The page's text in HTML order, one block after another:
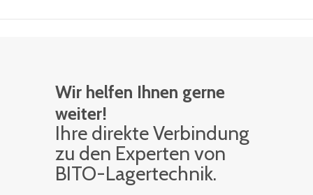
Wir helfen Ihnen gerne
weiter!
Ihre di­rek­te Ver­bin­dung
zu den Ex­per­ten von
BITO-La­ger­tech­nik.